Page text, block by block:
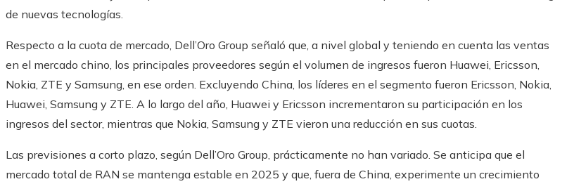
de nuevas tecnologías.
Respecto a la cuota de mercado, Dell’Oro Group señaló que, a nivel global y teniendo en cuenta las ventas
en el mercado chino, los principales proveedores según el volumen de ingresos fueron Huawei, Ericsson,
Nokia, ZTE y Samsung, en ese orden. Excluyendo China, los líderes en el segmento fueron Ericsson, Nokia,
Huawei, Samsung y ZTE. A lo largo del año, Huawei y Ericsson incrementaron su participación en los
ingresos del sector, mientras que Nokia, Samsung y ZTE vieron una reducción en sus cuotas.
Las previsiones a corto plazo, según Dell’Oro Group, prácticamente no han variado. Se anticipa que el
mercado total de RAN se mantenga estable en 2025 y que, fuera de China, experimente un crecimiento